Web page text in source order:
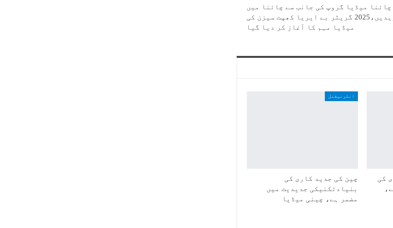
چائنا میڈیا گروپ کی جانب سے چائنا میں
خریدیں،2025 گریٹر بے ایریا کھپت سیزن کی
میڈیا مہم کا آغاز کر دیا گیا
کی
انٹرنیشنل
چین کی جدید کاری کی
بنیادتکنیکی جدیدیت میں
مضمر ہے، چینی میڈیا